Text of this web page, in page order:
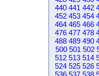
440 441 442
452 453 454
464 465 466
476 477 478
488 489 490
500 501 502
512 513 514
524 525 526
536 537 538